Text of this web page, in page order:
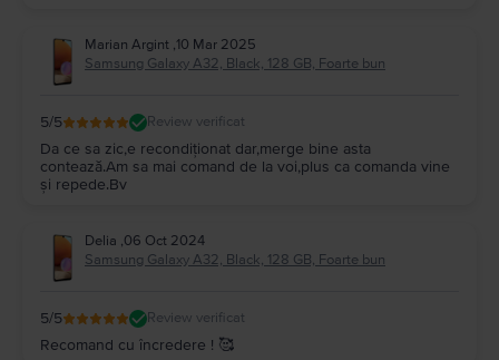
Marian Argint ,10 Mar 2025
Samsung Galaxy A32, Black, 128 GB, Foarte bun
5/5 Review verificat
Da ce sa zic,e recondiționat dar,merge bine asta
contează.Am sa mai comand de la voi,plus ca comanda vine
și repede.Bv
Delia ,06 Oct 2024
Samsung Galaxy A32, Black, 128 GB, Foarte bun
5/5 Review verificat
Recomand cu încredere ! 🥰